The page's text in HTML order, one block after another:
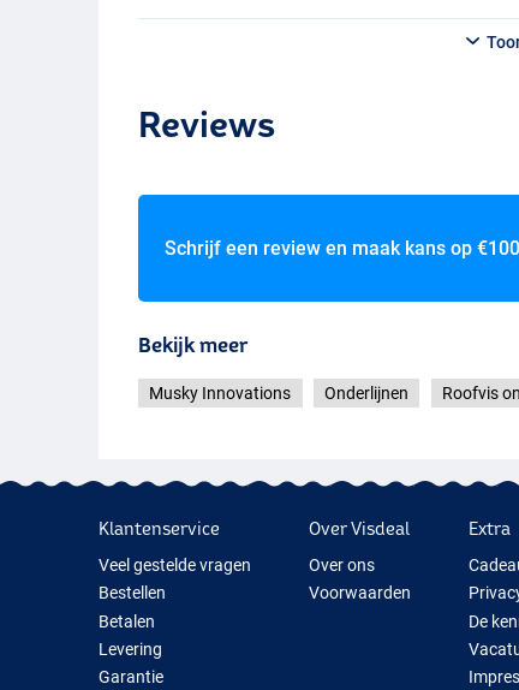
Reviews
Schrijf een review en maak kans op
Bekijk meer
Musky Innovations Onderlijnen Roofvis
Klantenservice
Veel gestelde vragen
Bestellen
Betalen
Levering
Garantie
Over Visdeal
Over ons
Voorwaarden
Extra
De